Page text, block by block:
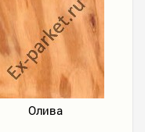
Олива